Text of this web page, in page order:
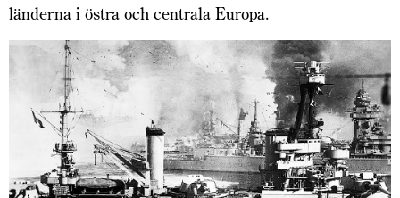
länderna i östra och centrala Europa.